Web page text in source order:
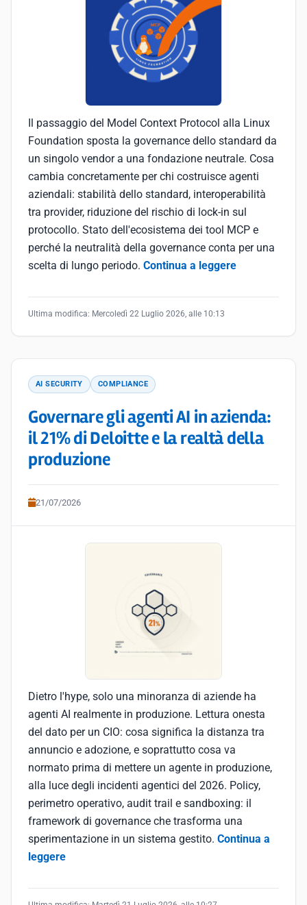
Il passaggio del Model Context Protocol alla Linux
Foundation sposta la governance dello standard da
un singolo vendor a una fondazione neutrale. Cosa
cambia concretamente per chi costruisce agenti
aziendali: stabilità dello standard, interoperabilità
tra provider, riduzione del rischio di lock-in sul
protocollo. Stato dell'ecosistema dei tool MCP e
perché la neutralità della governance conta per una
scelta di lungo periodo. Continua a leggere
Ultima modifica: Mercoledì 22 Luglio 2026, alle 10:13
AI SECURITY COMPLIANCE
Governare gli agenti AI in azienda:
il 21% di Deloitte e la realtà della
produzione
21/07/2026
Dietro l'hype, solo una minoranza di aziende ha
agenti AI realmente in produzione. Lettura onesta
del dato per un CIO: cosa significa la distanza tra
annuncio e adozione, e soprattutto cosa va
normato prima di mettere un agente in produzione,
alla luce degli incidenti agentici del 2026. Policy,
perimetro operativo, audit trail e sandboxing: il
framework di governance che trasforma una
sperimentazione in un sistema gestito. Continua a
leggere